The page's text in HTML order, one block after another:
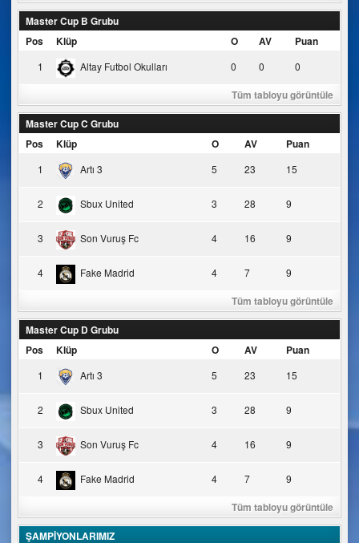
Master Cup B Grubu
Pos
Klüp O AV Puan
1 Altay Futbol Okulları 0 0 0
Tüm tabloyu görüntüle
Master Cup C Grubu
Pos
Klüp O AV Puan
1 Artı 3 5 23 15
2 Sbux United 3 28 9
3 Son Vuruş Fc 4 16 9
4 Fake Madrid 4 7 9
Tüm tabloyu görüntüle
Master Cup D Grubu
Pos
Klüp O AV Puan
1 Artı 3 5 23 15
2 Sbux United 3 28 9
3 Son Vuruş Fc 4 16 9
4 Fake Madrid 4 7 9
Tüm tabloyu görüntüle
ŞAMPİYONLARIMIZ